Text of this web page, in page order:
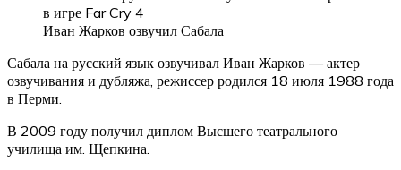
Иван Жарков озвучил Сабала
Сабала на русский язык озвучивал Иван Жарков — актер
озвучивания и дубляжа, режиссер родился 18 июля 1988 года
в Перми.
В 2009 году получил диплом Высшего театрального
училища им. Щепкина.